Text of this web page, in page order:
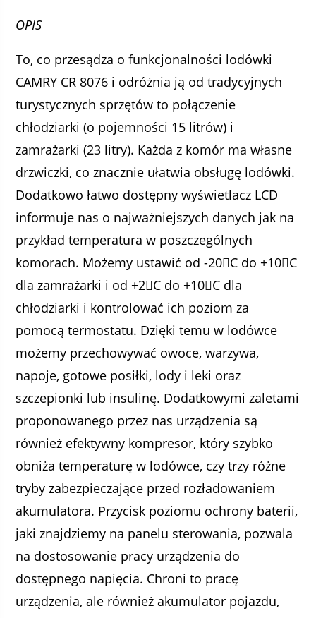
OPIS
To, co przesądza o funkcjonalności lodówki
CAMRY CR 8076 i odróżnia ją od tradycyjnych
turystycznych sprzętów to połączenie
chłodziarki (o pojemności 15 litrów) i
zamrażarki (23 litry). Każda z komór ma własne
drzwiczki, co znacznie ułatwia obsługę lodówki.
Dodatkowo łatwo dostępny wyświetlacz LCD
informuje nas o najważniejszych danych jak na
przykład temperatura w poszczególnych
komorach. Możemy ustawić od -20C do +10C
dla zamrażarki i od +2C do +10C dla
chłodziarki i kontrolować ich poziom za
pomocą termostatu. Dzięki temu w lodówce
możemy przechowywać owoce, warzywa,
napoje, gotowe posiłki, lody i leki oraz
szczepionki lub insulinę. Dodatkowymi zaletami
proponowanego przez nas urządzenia są
również efektywny kompresor, który szybko
obniża temperaturę w lodówce, czy trzy różne
tryby zabezpieczające przed rozładowaniem
akumulatora. Przycisk poziomu ochrony baterii,
jaki znajdziemy na panelu sterowania, pozwala
na dostosowanie pracy urządzenia do
dostępnego napięcia. Chroni to pracę
urządzenia, ale również akumulator pojazdu,